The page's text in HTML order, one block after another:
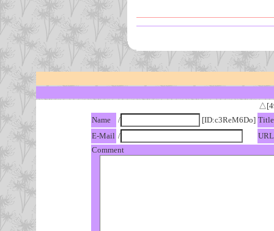
Name
/ [ID:c3ReM6Do] Title
E-Mail /
URL
Comment